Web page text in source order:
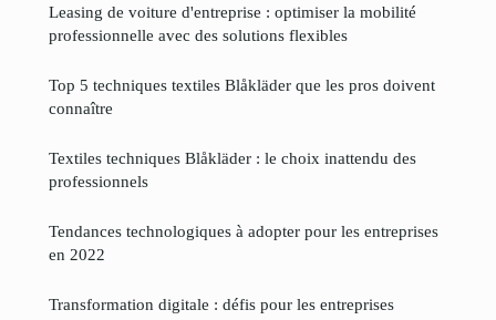
Leasing de voiture d'entreprise : optimiser la mobilité
professionnelle avec des solutions flexibles
Top 5 techniques textiles Blåkläder que les pros doivent
connaître
Textiles techniques Blåkläder : le choix inattendu des
professionnels
Tendances technologiques à adopter pour les entreprises
en 2022
Transformation digitale : défis pour les entreprises